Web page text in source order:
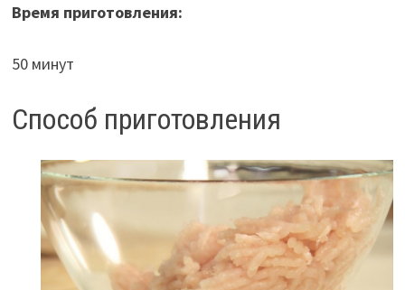
Время приготовления:
50 минут
Способ приготовления